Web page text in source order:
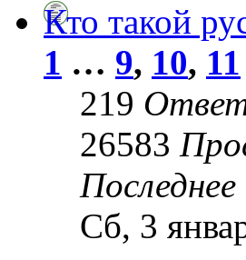
Кто такой
1 … 9, 10, 11
219
26583
Сб, 3